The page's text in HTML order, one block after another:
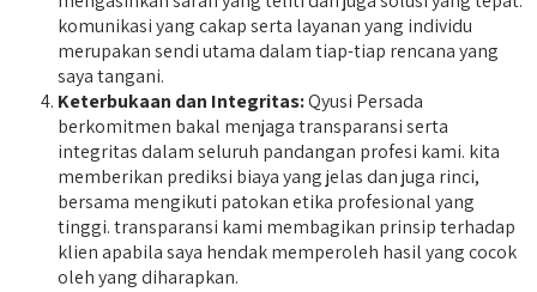
komunikasi yang cakap serta layanan yang individu
merupakan sendi utama dalam tiap-tiap rencana yang
saya tangani.
Keterbukaan dan Integritas:Qyusi Persada
berkomitmen bakal menjaga transparansi serta
integritas dalam seluruh pandangan profesi kami. kita
memberikan prediksi biaya yang jelas dan juga rinci,
bersama mengikuti patokan etika profesional yang
tinggi. transparansi kami membagikan prinsip terhadap
klien apabila saya hendak memperoleh hasil yang cocok
oleh yang diharapkan.